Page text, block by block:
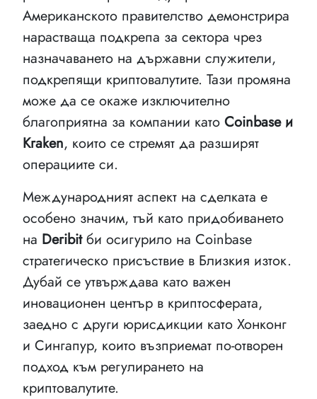
Американското правителство демонстрира
нарастваща подкрепа за сектора чрез
назначаването на държавни служители,
подкрепящи криптовалутите. Тази промяна
може да се окаже изключително
благоприятна за компании като Coinbase и
Kraken, които се стремят да разширят
операциите си.
Международният аспект на сделката е
особено значим, тъй като придобиването
на Deribitби осигурило на Coinbase
стратегическо присъствие в Близкия изток.
Дубай се утвърждава като важен
иновационен център в криптосферата,
заедно с други юрисдикции като Хонконг
и Сингапур, които възприемат по-отворен
подход към регулирането на
криптовалутите.